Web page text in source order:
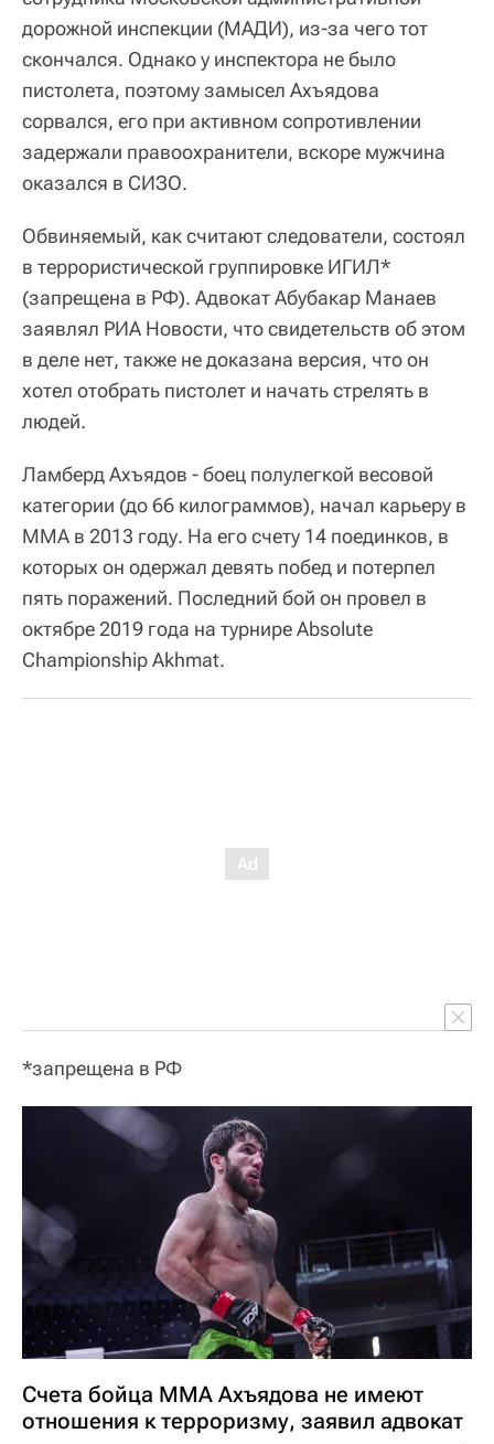
дорожной инспекции (МАДИ), из-за чего тот
скончался. Однако у инспектора не было
пистолета, поэтому замысел Ахъядова
сорвался, его при активном сопротивлении
задержали правоохранители, вскоре мужчина
оказался в СИЗО.
Обвиняемый, как считают следователи, состоял
в террористической группировке ИГИЛ*
(запрещена в РФ). Адвокат Абубакар Манаев
заявлял РИА Новости, что свидетельств об этом
в деле нет, также не доказана версия, что он
хотел отобрать пистолет и начать стрелять в
людей.
Ламберд Ахъядов - боец полулегкой весовой
категории (до 66 килограммов), начал карьеру в
ММА в 2013 году. На его счету 14 поединков, в
которых он одержал девять побед и потерпел
пять поражений. Последний бой он провел в
октябре 2019 года на турнире Absolute
Championship Akhmat.
*запрещена в РФ
Счета бойца ММА Ахъядова не имеют
отношения к терроризму, заявил адвокат